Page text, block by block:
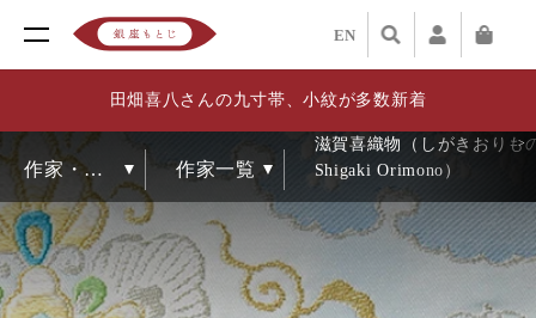
EN
田畑喜八さんの九寸帯、小紋が多数新着
滋賀喜織物（しがきおりも
Shigaki Orimono）